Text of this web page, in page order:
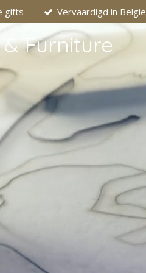
gifts Vervaardigd in België
Furniture